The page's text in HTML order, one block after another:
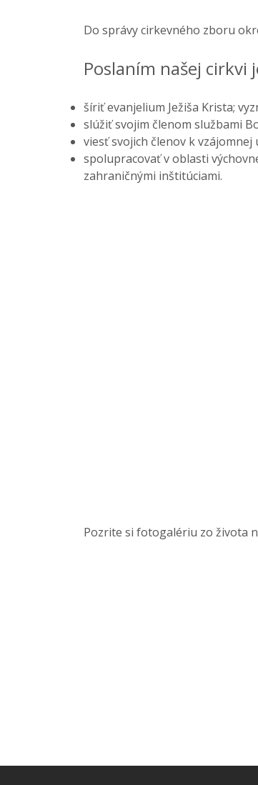
Do správy cirkevného zboru
Poslaním našej cirkvi
šíriť evanjelium Ježiša Krista;
slúžiť svojim členom službami
viesť svojich členov k
spolupracovať v oblasti
zahraničnými inštitúciami.
Pozrite si fotogalériu zo života